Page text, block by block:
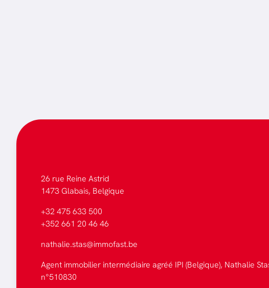
26 rue Reine Astrid
1473 Glabais, Belgique
+32 475 633 500
+352 661 20 46 46
nathalie.stas@immofast.be
Agent immobilier intermédiaire agréé IPI (Belgique), Nathalie
n°510830